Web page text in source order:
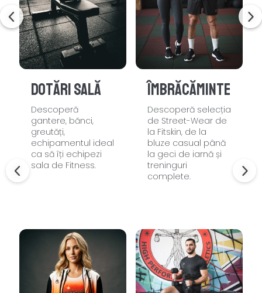
Dotări sală
Descoperă
gantere, bănci,
greutăți,
echipamentul ideal
ca să îți echipezi
sala de Fitness.
Îmbrăcăminte
Descoperă selecția
de Street-Wear de
la Fitskin, de la
bluze casual până
la geci de iarnă și
treninguri
complete.